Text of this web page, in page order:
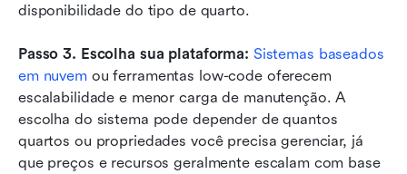
disponibilidade do tipo de quarto.
Passo 3. Escolha sua plataforma: Sistemas baseados
em nuvem ou ferramentas low-code oferecem
escalabilidade e menor carga de manutenção. A
escolha do sistema pode depender de quantos
quartos ou propriedades você precisa gerenciar, já
que preços e recursos geralmente escalam com base